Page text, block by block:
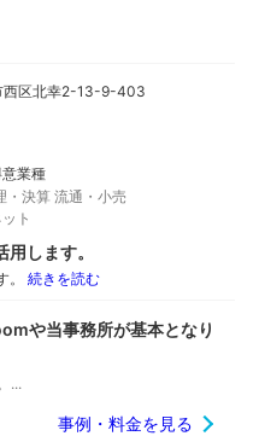
西区北幸2-13-9-403
業種
・決算 流通・小売
ト
します。
。 続きを読む
や当事務所が基本となり
...
事例・料金を見る